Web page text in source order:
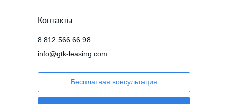
Контакты
info@gtk-leasing.com
Бесплатная консультация
8 812 566 66 98